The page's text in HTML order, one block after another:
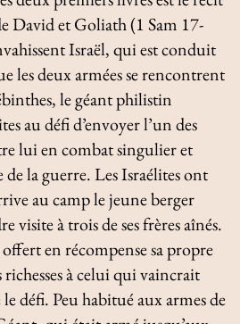
David et Goliath (1 Sam 17-
Israël, qui est conduit
les deux armées se rencontrent
le géant philistin
au défi d’envoyer l’un des
lui en combat singulier et
de la guerre. Les Israélites ont
au camp le jeune berger
visite à trois de ses frères aînés.
en récompense sa propre
à celui qui vaincrait
défi. Peu habitué aux armes de